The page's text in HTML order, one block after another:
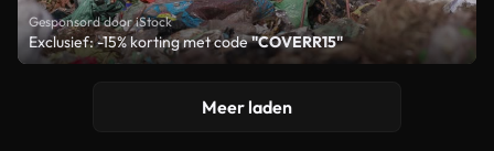
Gesponsord door iStock
Exclusief: -15% korting met code"COVERR15"
Meer laden